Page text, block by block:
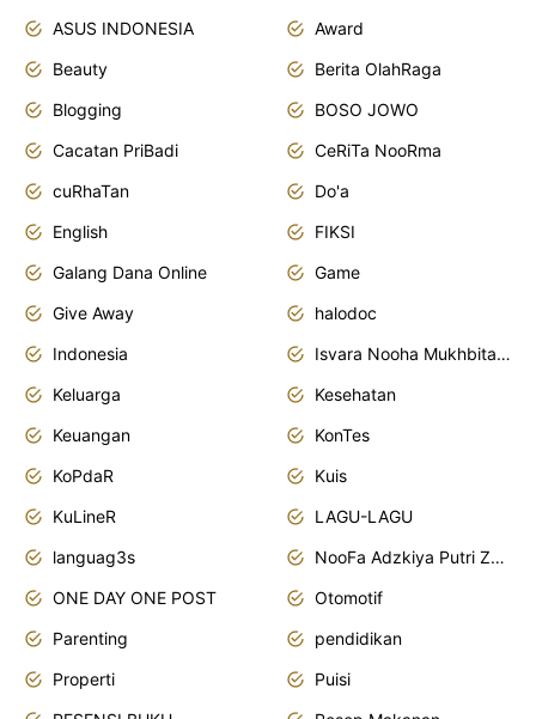
ASUS INDONESIA
Award
Beauty
Berita OlahRaga
Blogging
BOSO JOWO
Cacatan PriBadi
CeRiTa NooRma
cuRhaTan
Do'a
English
FIKSI
Galang Dana Online
Game
Give Away
halodoc
Indonesia
Isvara Nooha Mukhbita Zain
Keluarga
Kesehatan
Keuangan
KonTes
KoPdaR
Kuis
KuLineR
LAGU-LAGU
languag3s
NooFa Adzkiya Putri Zain
ONE DAY ONE POST
Otomotif
Parenting
pendidikan
Properti
Puisi